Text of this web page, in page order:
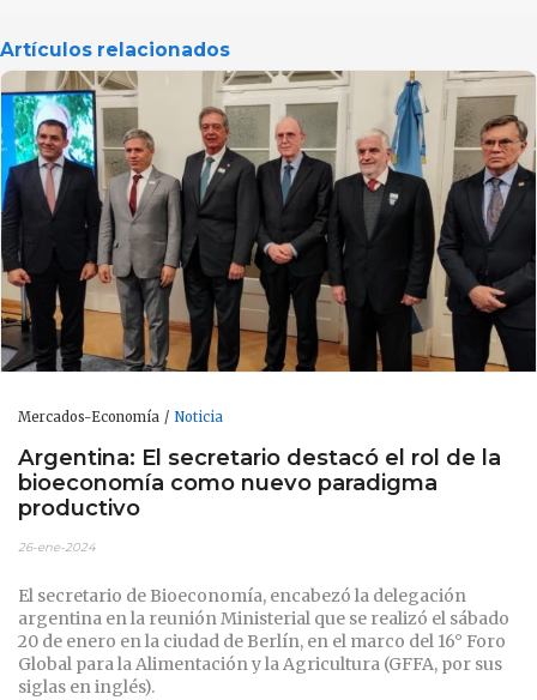
Artículos relacionados
Mercados-Economía Noticia
Argentina: El secretario destacó el rol de la
bioeconomía como nuevo paradigma
productivo
26-ene-2024
El secretario de Bioeconomía, encabezó la delegación
argentina en la reunión Ministerial que se realizó el sábado
20 de enero en la ciudad de Berlín, en el marco del 16° Foro
Global para la Alimentación y la Agricultura (GFFA, por sus
siglas en inglés).